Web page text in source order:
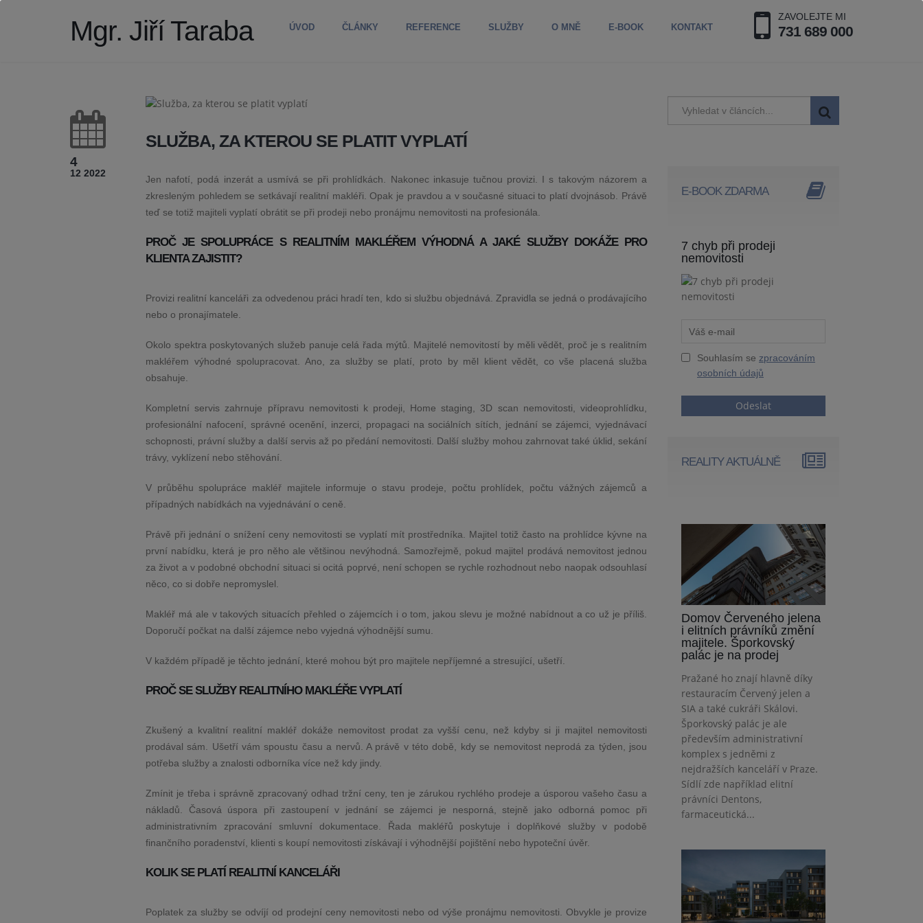
Mgr. Jiří Taraba ZAVOLEJTE MI
731 689 000
ÚVOD ČLÁNKY REFERENCE SLUŽBY O MNĚ E-BOOK KONTAKT
4
12 2022
SLUŽBA, ZA KTEROU SE PLATIT VYPLATÍ
Jen nafotí, podá inzerát a usmívá se při prohlídkách. Nakonec inkasuje tučnou provizi. I s takovým názorem a
zkresleným pohledem se setkávají realitní makléři. Opak je pravdou a v současné situaci to platí dvojnásob. Právě
teď se totiž majiteli vyplatí obrátit se při prodeji nebo pronájmu nemovitosti na profesionála.
PROČ JE SPOLUPRÁCE S REALITNÍM MAKLÉŘEM VÝHODNÁ A JAKÉ SLUŽBY DOKÁŽE PRO
KLIENTA ZAJISTIT?
Provizi realitní kanceláři za odvedenou práci hradí ten, kdo si službu objednává. Zpravidla se jedná o prodávajícího
nebo o pronajímatele.
Okolo spektra poskytovaných služeb panuje celá řada mýtů. Majitelé nemovitostí by měli vědět, proč je s realitním
makléřem výhodné spolupracovat. Ano, za služby se platí, proto by měl klient vědět, co vše placená služba
obsahuje.
Kompletní servis zahrnuje přípravu nemovitosti k prodeji, Home staging, 3D scan nemovitosti, videoprohlídku,
profesionální nafocení, správné ocenění, inzerci, propagaci na sociálních sítích, jednání se zájemci, vyjednávací
schopnosti, právní služby a další servis až po předání nemovitosti. Další služby mohou zahrnovat také úklid, sekání
trávy, vyklízení nebo stěhování.
V průběhu spolupráce makléř majitele informuje o stavu prodeje, počtu prohlídek, počtu vážných zájemců a
případných nabídkách na vyjednávání o ceně.
Právě při jednání o snížení ceny nemovitosti se vyplatí mít prostředníka. Majitel totiž často na prohlídce kývne na
první nabídku, která je pro něho ale většinou nevýhodná. Samozřejmě, pokud majitel prodává nemovitost jednou
za život a v podobné obchodní situaci si ocitá poprvé, není schopen se rychle rozhodnout nebo naopak odsouhlasí
něco, co si dobře nepromyslel.
Makléř má ale v takových situacích přehled o zájemcích i o tom, jakou slevu je možné nabídnout a co už je příliš.
Doporučí počkat na další zájemce nebo vyjedná výhodnější sumu.
V každém případě je těchto jednání, které mohou být pro majitele nepříjemné a stresující, ušetří.
PROČ SE SLUŽBY REALITNÍHO MAKLÉŘE VYPLATÍ
Zkušený a kvalitní realitní makléř dokáže nemovitost prodat za vyšší cenu, než kdyby si ji majitel nemovitosti
prodával sám. Ušetří vám spoustu času a nervů. A právě v této době, kdy se nemovitost neprodá za týden, jsou
potřeba služby a znalosti odborníka více než kdy jindy.
Zmínit je třeba i správně zpracovaný odhad tržní ceny, ten je zárukou rychlého prodeje a úsporou vašeho času a
nákladů. Časová úspora při zastoupení v jednání se zájemci je nesporná, stejně jako odborná pomoc při
administrativním zpracování smluvní dokumentace. Řada makléřů poskytuje i doplňkové služby v podobě
finančního poradenství, klienti s koupí nemovitosti získávají i výhodnější pojištění nebo hypoteční úvěr.
KOLIK SE PLATÍ REALITNÍ KANCELÁŘI
Poplatek za služby se odvíjí od prodejní ceny nemovitosti nebo od výše pronájmu nemovitosti. Obvykle je provize
E-BOOK ZDARMA
7 chyb při prodeji
nemovitosti
Souhlasím se zpracováním
osobních údajů
Odeslat
REALITY AKTUÁLNĚ
Domov Červeného jelena
i elitních právníků změní
majitele. Šporkovský
palác je na prodej
Pražané ho znají hlavně díky
restauracím Červený jelen a
SIA a také cukráři Skálovi.
Šporkovský palác je ale
především administrativní
komplex s jedněmi z
nejdražších kanceláří v Praze.
Sídlí zde například elitní
právníci Dentons,
farmaceutická...